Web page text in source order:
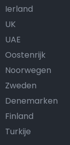
Ierland
UK
UAE
Oostenrijk
Noorwegen
Zweden
Denemarken
Finland
Turkije